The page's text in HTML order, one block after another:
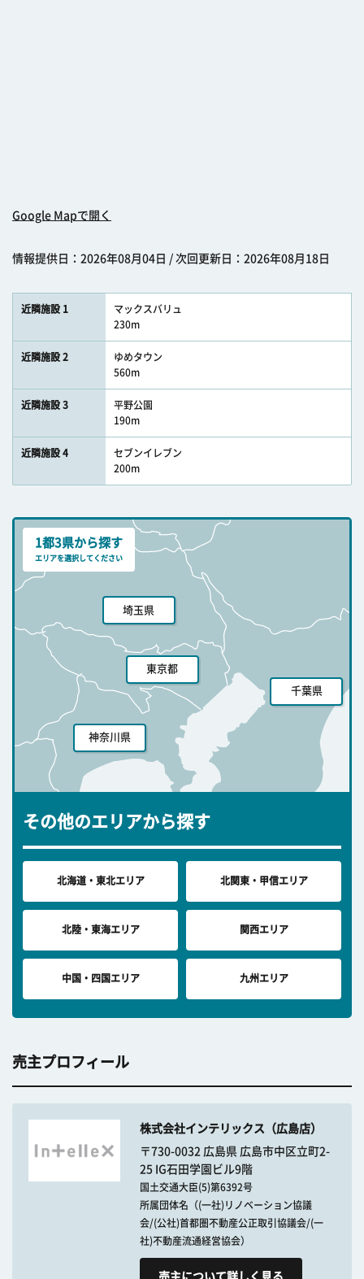
Google Mapで開く
情報提供日：2026年08月04日 / 次回更新日：2026年08月18日
近隣施設 1
マックスバリュ
230m
近隣施設 2
ゆめタウン
560m
近隣施設 3
平野公園
190m
近隣施設 4
セブンイレブン
200m
1都3県から探す
エリアを選択してください
埼玉県
東京都
千葉県
神奈川県
その他のエリアから探す
北海道・東北エリア 北関東・甲信エリア
北陸・東海エリア 関西エリア
中国・四国エリア 九州エリア
売主プロフィール
株式会社インテリックス（広島店）
〒730-0032 広島県 広島市中区立町2-
25 IG石田学園ビル9階
国土交通大臣(5)第6392号
所属団体名（(一社)リノベーション協議
会/(公社)首都圏不動産公正取引協議会/(一
社)不動産流通経営協会）